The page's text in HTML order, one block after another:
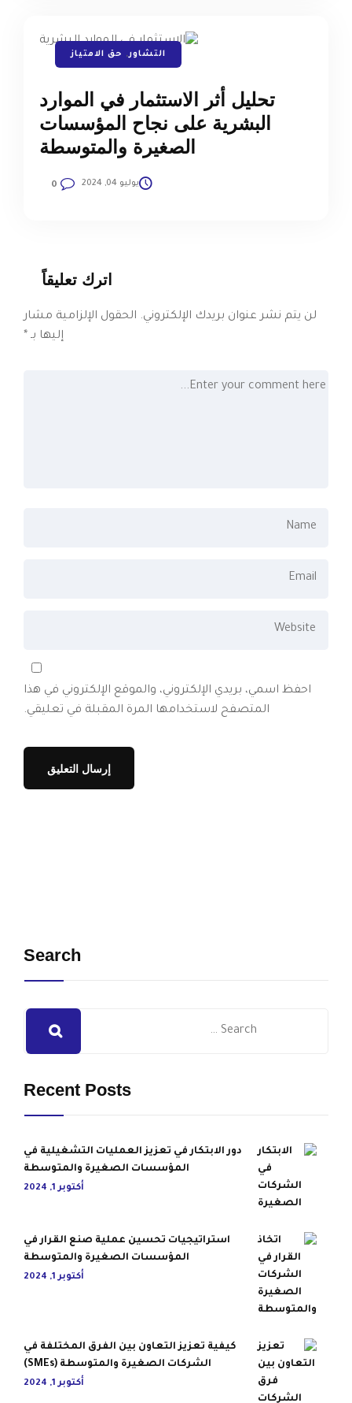
التشاور, حق الامتياز
تحليل أثر الاستثمار في الموارد
البشرية على نجاح المؤسسات
الصغيرة والمتوسطة
يوليو 04, 2024 0
اترك تعليقاً
لن يتم نشر عنوان بريدك الإلكتروني. الحقول الإلزامية مشار
إليها بـ *
احفظ اسمي، بريدي الإلكتروني، والموقع الإلكتروني في هذا
المتصفح لاستخدامها المرة المقبلة في تعليقي.
Search
Recent Posts
دور الابتكار في تعزيز العمليات التشغيلية في
المؤسسات الصغيرة والمتوسطة
أكتوبر 1, 2024
استراتيجيات تحسين عملية صنع القرار في
المؤسسات الصغيرة والمتوسطة
أكتوبر 1, 2024
كيفية تعزيز التعاون بين الفرق المختلفة في
الشركات الصغيرة والمتوسطة (SMEs)
أكتوبر 1, 2024